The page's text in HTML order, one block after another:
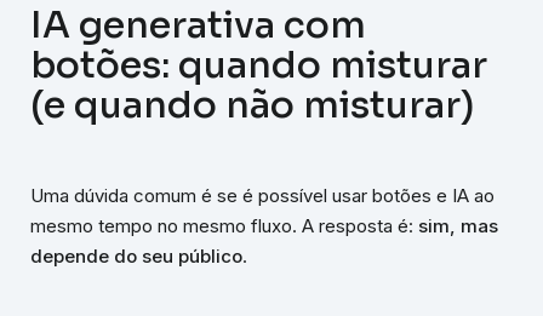
IA generativa com
botões: quando misturar
(e quando não misturar)
Uma dúvida comum é se é possível usar botões e IA ao
mesmo tempo no mesmo fluxo. A resposta é: sim, mas
depende do seu público.